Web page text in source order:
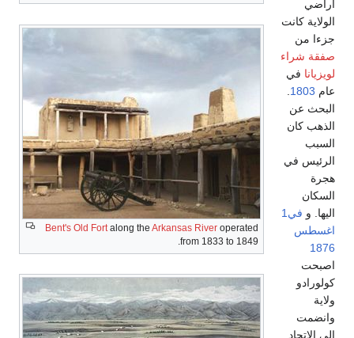
Bent's Old Fortalong the Arkansas River